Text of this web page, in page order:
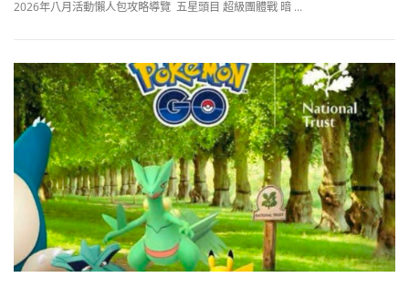
2026年八月活動懶人包攻略導覽 五星頭目 超級團體戰 暗 …